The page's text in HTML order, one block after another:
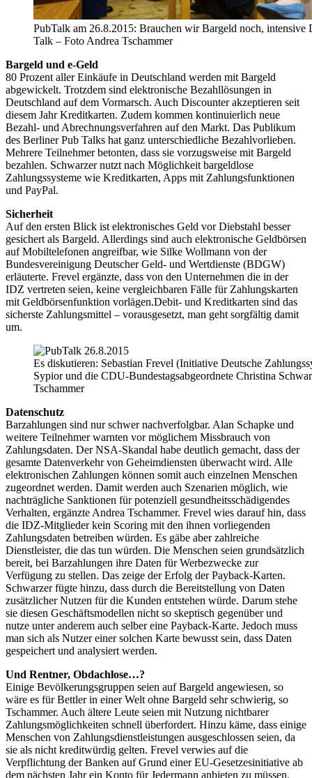
PubTalk am 26.8.2015: Brauchen wir Bargeld noch, intensive
Talk – Foto Andrea Tschammer
Bargeld und e-Geld
80 Prozent aller Einkäufe in Deutschland werden mit Bargeld
abgewickelt. Trotzdem sind elektronische Bezahllösungen in
Deutschland auf dem Vormarsch. Auch Discounter akzeptieren seit
diesem Jahr Kreditkarten. Zudem kommen kontinuierlich neue
Bezahl- und Abrechnungsverfahren auf den Markt. Das Publikum
des Berliner Pub Talks hat ganz unterschiedliche Bezahlvorlieben.
Mehrere Teilnehmer betonten, dass sie vorzugsweise mit Bargeld
bezahlen. Schwarzer nutzt nach Möglichkeit bargeldlose
Zahlungssysteme wie Kreditkarten, Apps mit Zahlungsfunktionen
und PayPal.
Sicherheit
Auf den ersten Blick ist elektronisches Geld vor Diebstahl besser
gesichert als Bargeld. Allerdings sind auch elektronische Geldbörsen
auf Mobiltelefonen angreifbar, wie Silke Wollmann von der
Bundesvereinigung Deutscher Geld- und Wertdienste (BDGW)
erläuterte. Frevel ergänzte, dass von den Unternehmen die in der
IDZ vertreten seien, keine vergleichbaren Fälle für Zahlungskarten
mit Geldbörsenfunktion vorlägen.Debit- und Kreditkarten sind das
sicherste Zahlungsmittel – vorausgesetzt, man geht sorgfältig damit
um.
Es diskutieren: Sebastian Frevel (Initiative Deutsche
Sypior und die CDU-Bundestagsabgeordnete Christina
Tschammer
Datenschutz
Barzahlungen sind nur schwer nachverfolgbar. Alan Schapke und
weitere Teilnehmer warnten vor möglichem Missbrauch von
Zahlungsdaten. Der NSA-Skandal habe deutlich gemacht, dass der
gesamte Datenverkehr von Geheimdiensten überwacht wird. Alle
elektronischen Zahlungen können somit auch einzelnen Menschen
zugeordnet werden. Damit werden auch Szenarien möglich, wie
nachträgliche Sanktionen für potenziell gesundheitsschädigendes
Verhalten, ergänzte Andrea Tschammer. Frevel wies darauf hin, dass
die IDZ-Mitglieder kein Scoring mit den ihnen vorliegenden
Zahlungsdaten betreiben würden. Es gäbe aber zahlreiche
Dienstleister, die das tun würden. Die Menschen seien grundsätzlich
bereit, bei Barzahlungen ihre Daten für Werbezwecke zur
Verfügung zu stellen. Das zeige der Erfolg der Payback-Karten.
Schwarzer fügte hinzu, dass durch die Bereitstellung von Daten
zusätzlicher Nutzen für die Kunden entstehen würde. Darum stehe
sie diesen Geschäftsmodellen nicht so skeptisch gegenüber und
nutze unter anderem auch selber eine Payback-Karte. Jedoch muss
man sich als Nutzer einer solchen Karte bewusst sein, dass Daten
gespeichert und analysiert werden.
Und Rentner, Obdachlose…?
Einige Bevölkerungsgruppen seien auf Bargeld angewiesen, so
wäre es für Bettler in einer Welt ohne Bargeld sehr schwierig, so
Tschammer. Auch ältere Leute seien mit Nutzung nichtbarer
Zahlungsmöglichkeiten schnell überfordert. Hinzu käme, dass einige
Menschen von Zahlungsdienstleistungen ausgeschlossen seien, da
sie als nicht kreditwürdig gelten. Frevel verwies auf die
Verpflichtung der Banken auf Grund einer EU-Gesetzesinitiative ab
dem nächsten Jahr ein Konto für Jedermann anbieten zu müssen.